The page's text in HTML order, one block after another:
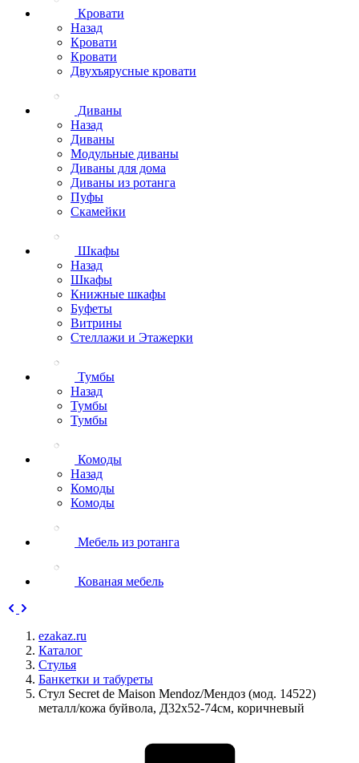
Кровати
Назад
Кровати
Кровати
Двухъярусные кровати
Диваны
Назад
Диваны
Модульные диваны
Диваны для дома
Диваны из ротанга
Пуфы
Скамейки
Шкафы
Назад
Шкафы
Книжные шкафы
Буфеты
Витрины
Стеллажи и Этажерки
Тумбы
Назад
Тумбы
Тумбы
Комоды
Назад
Комоды
Комоды
Мебель из ротанга
Кованая мебель
ezakaz.ru
Каталог
Стулья
Банкетки и табуреты
Стул Secret de Maison Mendoz/Мендоз (мод. 14522)
металл/кожа буйвола, Д32х52-74см, коричневый